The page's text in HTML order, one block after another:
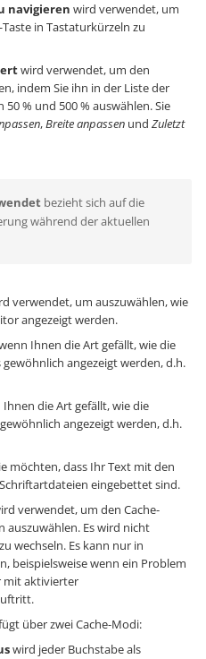
navigieren wird verwendet, um
Taste in Tastaturkürzeln zu
wird verwendet, um den
indem Sie ihn in der Liste der
% und 500 % auswählen. Sie
,Breite anpassen und Zuletzt
bezieht sich auf die
während der aktuellen
verwendet, um auszuwählen, wie
angezeigt werden.
Ihnen die Art gefällt, wie die
angezeigt werden, d.h.
Ihnen die Art gefällt, wie die
angezeigt werden, d.h.
möchten, dass Ihr Text mit den
eingebettet sind.
verwendet, um den Cache-
auszuwählen. Es wird nicht
wechseln. Es kann nur in
beispielsweise wenn ein Problem
mit aktivierter
über zwei Cache-Modi:
wird jeder Buchstabe als